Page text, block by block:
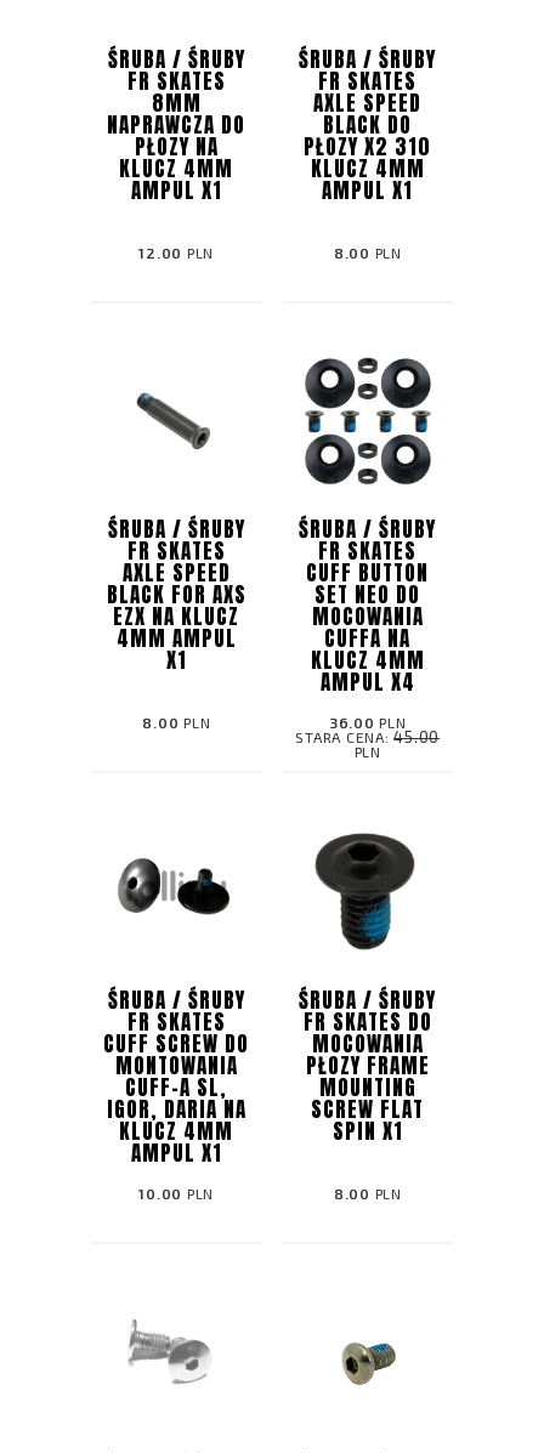
ŚRUBA / ŚRUBY
FR SKATES
8MM
NAPRAWCZA DO
PŁOZY NA
KLUCZ 4MM
AMPUL X1
12.00 PLN
ŚRUBA / ŚRUBY
FR SKATES
AXLE SPEED
BLACK DO
PŁOZY X2 310
KLUCZ 4MM
AMPUL X1
8.00 PLN
ŚRUBA / ŚRUBY
FR SKATES
AXLE SPEED
BLACK FOR AXS
EZX NA KLUCZ
4MM AMPUL
X1
8.00 PLN
ŚRUBA / ŚRUBY
FR SKATES
CUFF BUTTON
SET NEO DO
MOCOWANIA
CUFFA NA
KLUCZ 4MM
AMPUL X4
36.00 PLN
STARA CENA:45.00
PLN
ŚRUBA / ŚRUBY
FR SKATES
CUFF SCREW DO
MONTOWANIA
CUFF-A SL,
IGOR, DARIA NA
KLUCZ 4MM
AMPUL X1
10.00 PLN
ŚRUBA / ŚRUBY
FR SKATES DO
MOCOWANIA
PŁOZY FRAME
MOUNTING
SCREW FLAT
SPIN X1
8.00 PLN